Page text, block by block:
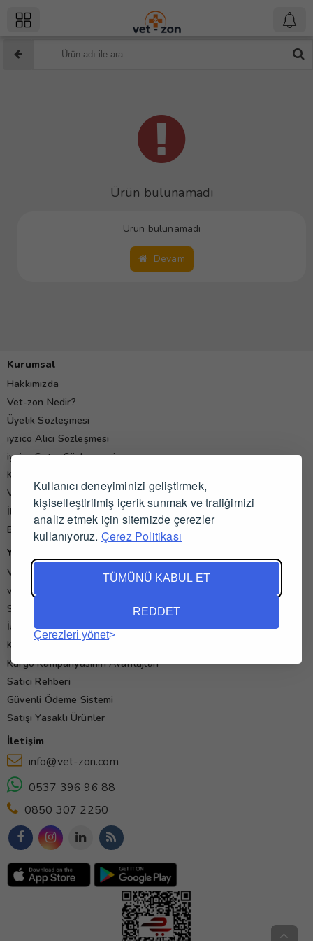
Kullanıcı deneyiminizi geliştirmek,
kişiselleştirilmiş içerik sunmak ve trafiğimizi
analiz etmek için sitemizde çerezler
kullanıyoruz. Çerez Politikası
TÜMÜNÜ KABUL ET
REDDET
Çerezleri yönet
Ürün bulunamadı
Ürün bulunamadı
Devam
Kurumsal
Hakkımızda
Vet-zon Nedir?
Üyelik Sözleşmesi
iyzico Alıcı Sözleşmesi
iyzico Satıcı Sözleşmesi
Kişisel Verilerin Korunması Politikası
Veteriner Hekim Yorumları
İletişim
Blog
Yardım
Veteriner İş İlanları
vet-zon'da Alışveriş ve Satış
Sık Sorulan Sorular
İade ve İptal Koşulları
Kullanım Koşulları
Kargo Kampanyasının Avantajları
Satıcı Rehberi
Güvenli Ödeme Sistemi
Satışı Yasaklı Ürünler
İletişim
info@vet-zon.com
0537 396 96 88
0850 307 2250